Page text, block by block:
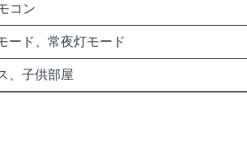
コン
ード、常夜灯モード
、子供部屋